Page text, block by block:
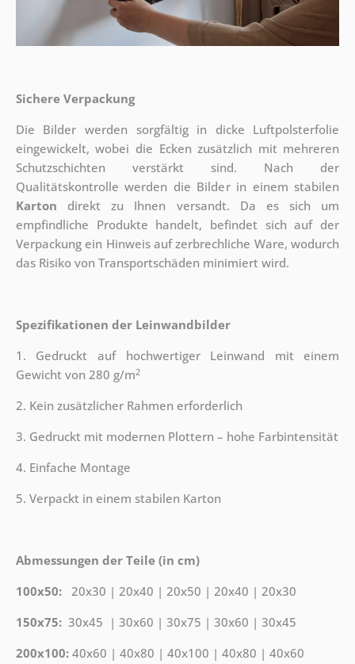
Sichere Verpackung
Die Bilder werden sorgfältig in dicke Luftpolsterfolie
eingewickelt, wobei die Ecken zusätzlich mit mehreren
Schutzschichten verstärkt sind. Nach der
Qualitätskontrolle werden die Bilder in einem stabilen
Karton direkt zu Ihnen versandt. Da es sich um
empfindliche Produkte handelt, befindet sich auf der
Verpackung ein Hinweis auf zerbrechliche Ware, wodurch
das Risiko von Transportschäden minimiert wird.
Spezifikationen der Leinwandbilder
1. Gedruckt auf hochwertiger Leinwand mit einem
Gewicht von 280 g/m2
2. Kein zusätzlicher Rahmen erforderlich
3. Gedruckt mit modernen Plottern – hohe Farbintensität
4. Einfache Montage
5. Verpackt in einem stabilen Karton
Abmessungen der Teile (in cm)
100x50: 20x30 | 20x40 | 20x50 | 20x40 | 20x30
150x75: 30x45 | 30x60 | 30x75 | 30x60 | 30x45
200x100: 40x60 | 40x80 | 40x100 | 40x80 | 40x60